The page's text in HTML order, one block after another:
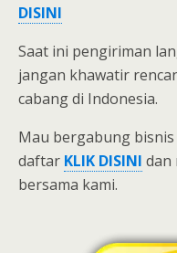
DISINI
Saat ini pengiriman
jangan khawatir
cabang di Indonesia.
Mau bergabung
daftar KLIK DISINI dan
bersama kami.